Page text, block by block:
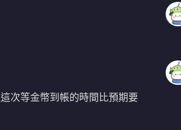
次等金幣到帳的時間比預期要